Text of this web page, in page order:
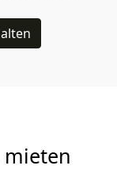
mieten